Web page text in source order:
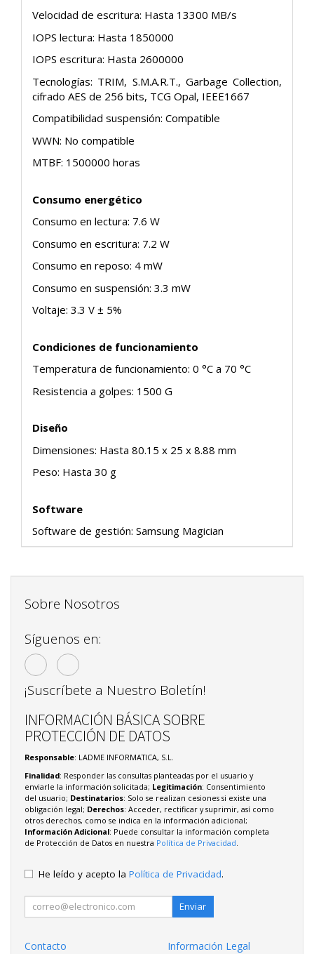
Velocidad de escritura: Hasta 13300 MB/s
IOPS lectura: Hasta 1850000
IOPS escritura: Hasta 2600000
Tecnologías: TRIM, S.M.A.R.T., Garbage Collection,
cifrado AES de 256 bits, TCG Opal, IEEE1667
Compatibilidad suspensión: Compatible
WWN: No compatible
MTBF: 1500000 horas
Consumo energético
Consumo en lectura: 7.6 W
Consumo en escritura: 7.2 W
Consumo en reposo: 4 mW
Consumo en suspensión: 3.3 mW
Voltaje: 3.3 V ± 5%
Condiciones de funcionamiento
Temperatura de funcionamiento: 0 °C a 70 °C
Resistencia a golpes: 1500 G
Diseño
Dimensiones: Hasta 80.15 x 25 x 8.88 mm
Peso: Hasta 30 g
Software
Software de gestión: Samsung Magician
Sobre Nosotros
Síguenos en:
¡Suscríbete a Nuestro Boletín!
INFORMACIÓN BÁSICA SOBRE
PROTECCIÓN DE DATOS
Responsable: LADME INFORMATICA, S.L.
Finalidad: Responder las consultas planteadas por el usuario y
enviarle la información solicitada; Legitimación: Consentimiento
del usuario; Destinatarios: Solo se realizan cesiones si existe una
obligación legal; Derechos: Acceder, rectificar y suprimir, así como
otros derechos, como se indica en la información adicional;
Información Adicional: Puede consultar la información completa
de Protección de Datos en nuestra Política de Privacidad.
He leído y acepto la Política de Privacidad.
Enviar
Contacto
Información Legal